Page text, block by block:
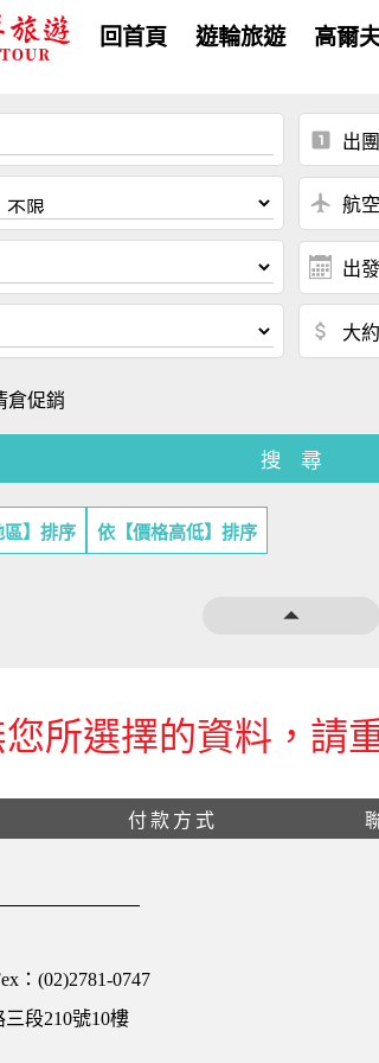
回首頁 遊輪旅遊 高爾
looks_one 出
local_airport 航
出
attach_money 大
倉促銷
區】排序 依【價格高低】排序
arrow_drop_up
您所選擇的資料，請
付款方式
：(02)2781-0747
段210號10樓